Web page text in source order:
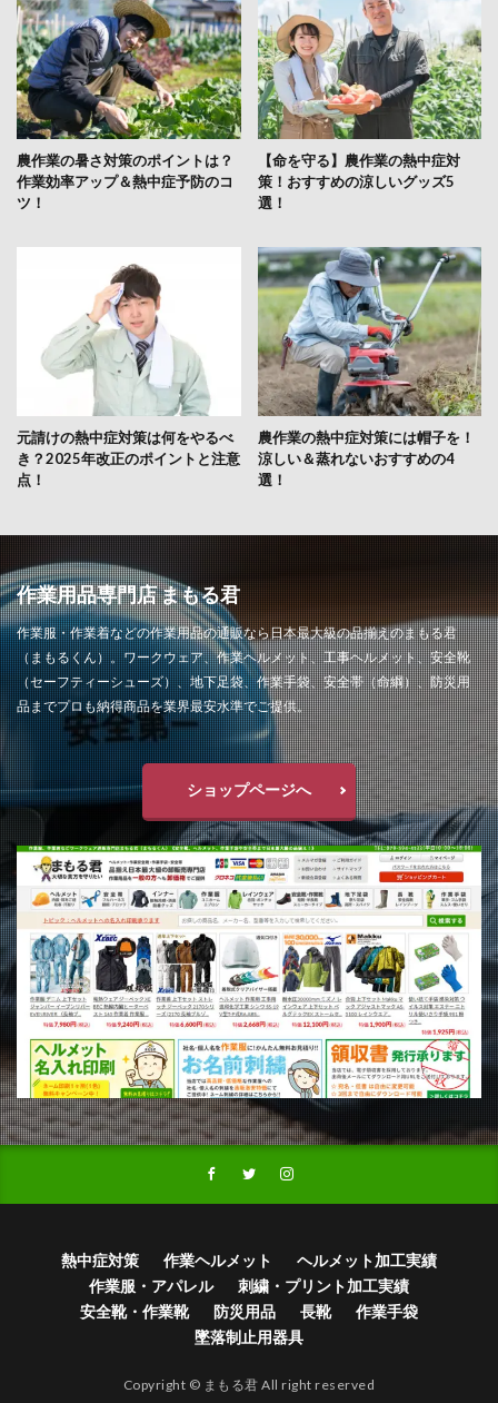
農作業の暑さ対策のポイントは？
作業効率アップ＆熱中症予防のコ
ツ！
【命を守る】農作業の熱中症対
策！おすすめの涼しいグッズ5
選！
元請けの熱中症対策は何をやるべ
き？2025年改正のポイントと注意
点！
農作業の熱中症対策には帽子を！
涼しい＆蒸れないおすすめの4
選！
作業用品専門店 まもる君
作業服・作業着などの作業用品の通販なら日本最大級の品揃えのまもる君
（まもるくん）。ワークウェア、作業ヘルメット、工事ヘルメット、安全靴
（セーフティーシューズ）、地下足袋、作業手袋、安全帯（命綱）、防災用
品までプロも納得商品を業界最安水準でご提供。
ショップページへ
熱中症対策 作業ヘルメット
ヘルメット加工実績
作業服・アパレル
刺繍・プリント加工実績
安全靴・作業靴
防災用品 長靴
作業手袋
墜落制止用器具
Copyright © まもる君 All right reserved